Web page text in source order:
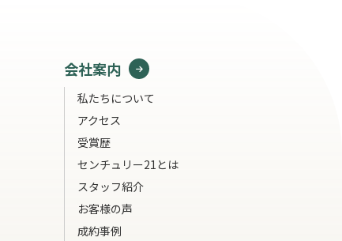
会社案内
私たちについて
アクセス
受賞歴
センチュリー21とは
スタッフ紹介
お客様の声
成約事例